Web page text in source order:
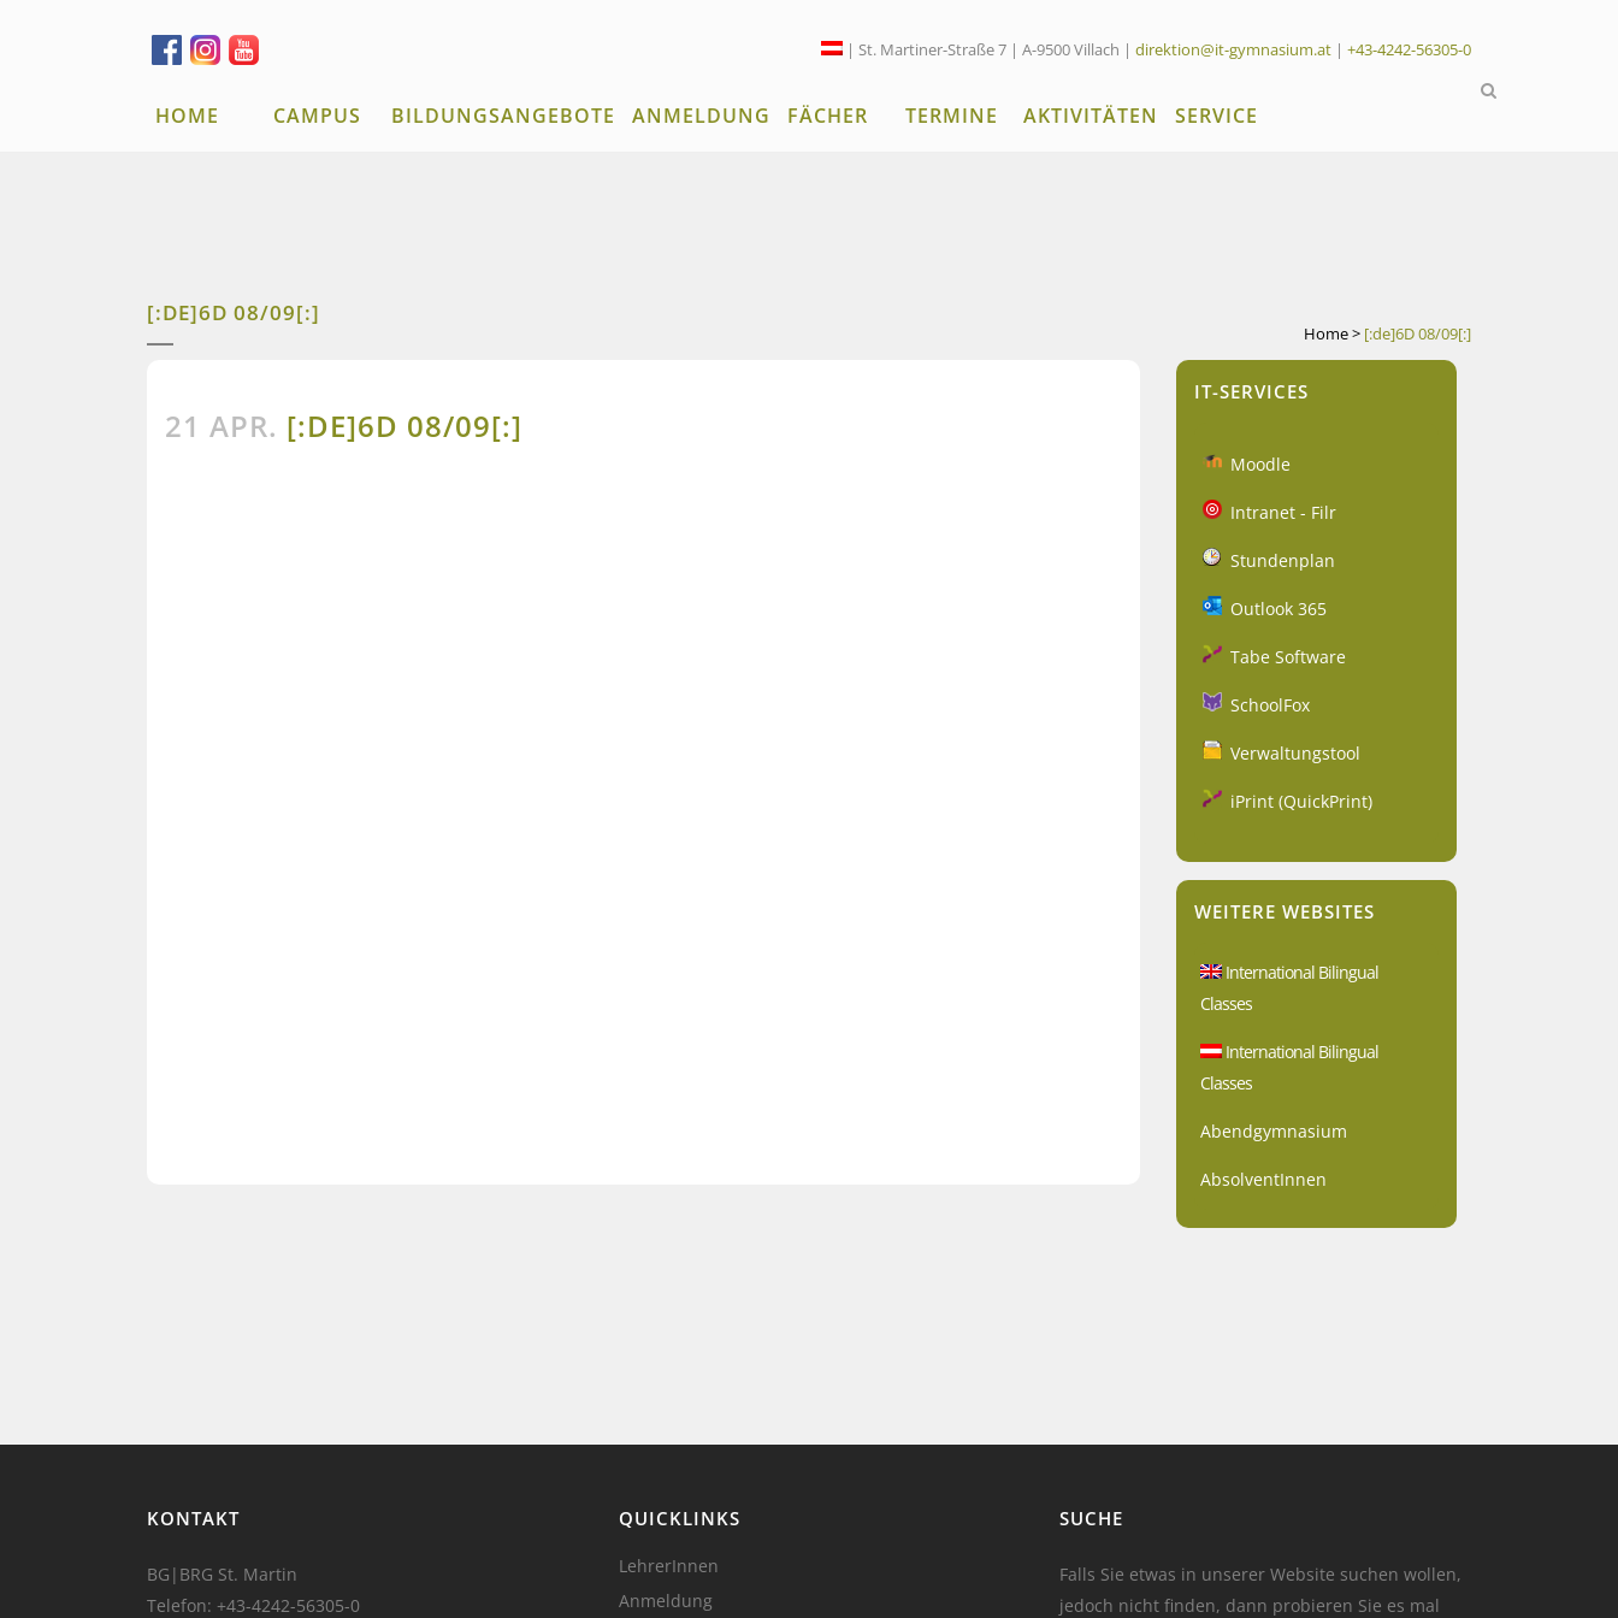
| St. Martiner-Straße 7 | A-9500 Villach | direktion@it-gymnasium.at | +43-4242-56305-0
HOME CAMPUS BILDUNGSANGEBOTE ANMELDUNG FÄCHER TERMINE AKTIVITÄTEN SERVICE
[:DE]6D 08/09[:]
Home> [:de]6D 08/09[:]
21 APR. [:DE]6D 08/09[:]
IT-SERVICES
Moodle
Intranet - Filr
Stundenplan
Outlook 365
Tabe Software
SchoolFox
Verwaltungstool
iPrint (QuickPrint)
WEITERE WEBSITES
International Bilingual
Classes
International Bilingual
Classes
Abendgymnasium
AbsolventInnen
KONTAKT
BG|BRG St. Martin
Telefon: +43-4242-56305-0
QUICKLINKS
LehrerInnen
Anmeldung
SUCHE
Falls Sie etwas in unserer Website suchen wollen,
jedoch nicht finden, dann probieren Sie es mal